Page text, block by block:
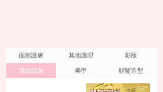
面部護膚 其他護理 彩妝
潔面卸妝 美甲 頭髮造型